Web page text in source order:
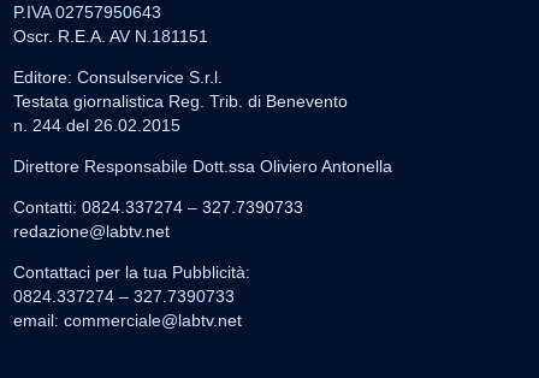
P.IVA 02757950643
Oscr. R.E.A. AV N.181151
Editore: Consulservice S.r.l.
Testata giornalistica Reg. Trib. di Benevento
n. 244 del 26.02.2015
Direttore Responsabile Dott.ssa Oliviero Antonella
Contatti: 0824.337274 – 327.7390733
redazione@labtv.net
Contattaci per la tua Pubblicità:
0824.337274 – 327.7390733
email: commerciale@labtv.net